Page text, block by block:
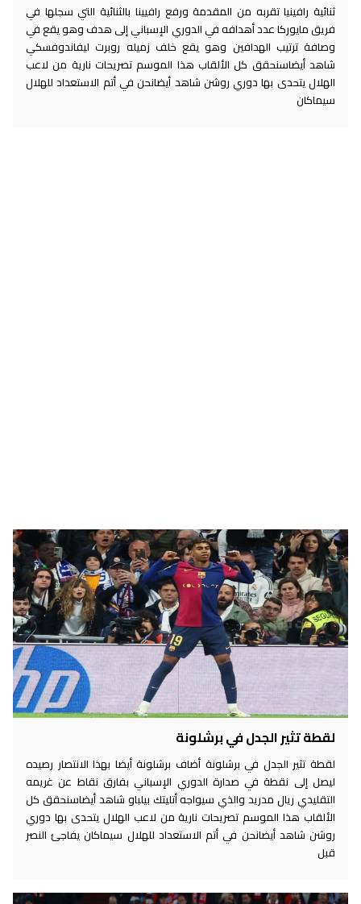
ثنائية رافينيا تقربه من المقدمة ورفع رافيينا بالثنائية التي سجلها في
فريق مايوركا عدد أهدافه في الدوري الإسباني إلى هدف وهو يقع في
وصافة ترتيب الهدافين وهو يقع خلف زميله روبرت ليفاندوفسكي
شاهد أيضاسنحقق كل الألقاب هذا الموسم تصريحات نارية من لاعب
الهلال يتحدى بها دوري روشن شاهد أيضانحن في أتم الاستعداد للهلال
سيماكان
لقطة تثير الجدل في برشلونة
لقطة تثير الجدل في برشلونة أضاف برشلونة أيضا بهذا الانتصار رصيده
ليصل إلى نقطة في صدارة الدوري الإسباني بفارق نقاط عن غريمه
التقليدي ريال مدريد والذي سيواجه أتليتك بيلباو شاهد أيضاسنحقق كل
الألقاب هذا الموسم تصريحات نارية من لاعب الهلال يتحدى بها دوري
روشن شاهد أيضانحن في أتم الاستعداد للهلال سيماكان يفاجئ النصر
قبل